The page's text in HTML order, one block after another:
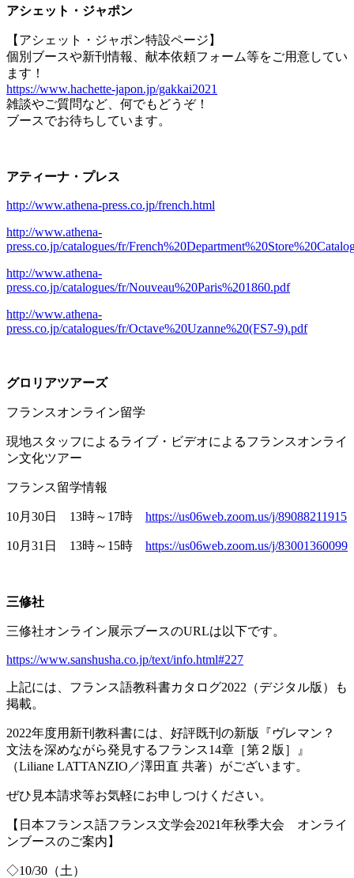
アシェット・ジャポン
【アシェット・ジャポン特設ページ】
個別ブースや新刊情報、献本依頼フォーム等をご用意してい
ます！
https://www.hachette-japon.jp/gakkai2021
雑談やご質問など、何でもどうぞ！
ブースでお待ちしています。
アティーナ・プレス
http://www.athena-press.co.jp/french.html
http://www.athena-
press.co.jp/catalogues/fr/
http://www.athena-
press.co.jp/catalogues/fr/Nouveau%20Paris%201860.pdf
http://www.athena-
press.co.jp/catalogues/fr/Octave%20Uzanne%20(FS7-9).pdf
グロリアツアーズ
フランスオンライン留学
現地スタッフによるライブ・ビデオによるフランスオンライ
ン文化ツアー
フランス留学情報
10月 30日 13時～ 17時 https://us06web.zoom.us/j/89088211915
10月 31 日 13時～ 15時 https://us06web.zoom.us/j/83001360099
三修社
三修社オンライン展示ブースのURLは以下です。
https://www.sanshusha.co.jp/text/info.html#227
上記には、フランス語教科書カタログ2022 （デジタル版）も
掲載。
2022年度用新刊教科書には、好評既刊の新版『ヴレマン？
文法を深めながら発見するフランス14章［第２版］』
（Liliane LATTANZIO ／澤田直 共著）がございます。
ぜひ見本請求等お気軽にお申しつけください。
【日本フランス語フランス文学会2021年秋季大会 オンライ
ンブースのご案内】
◇10/30 （土）